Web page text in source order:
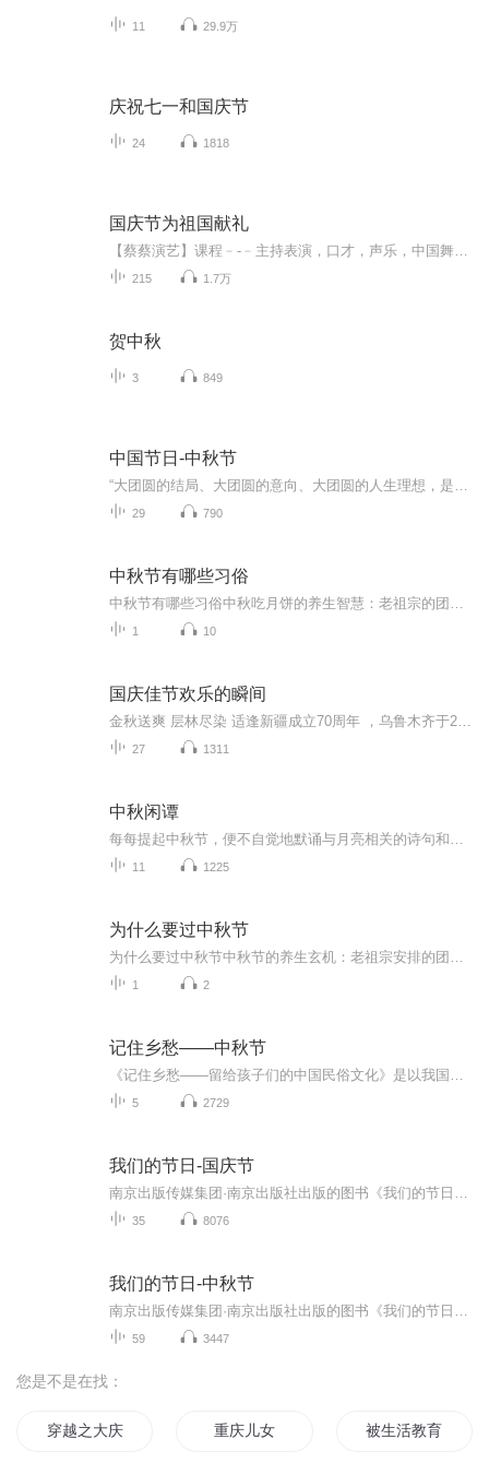
11 29.9万
庆祝七一和国庆节
24 1818
国庆节为祖国献礼
215 1.7万
贺中秋
3 849
中国节日-中秋节
29 790
中秋节有哪些习俗
1 10
国庆佳节欢乐的瞬间
27 1311
中秋闲谭
11 1225
为什么要过中秋节
1 2
记住乡愁——中秋节
5 2729
我们的节日-国庆节
35 8076
我们的节日-中秋节
59 3447
您是不是在找：
穿越之大庆帝国 重庆儿女 被生活教育的日子